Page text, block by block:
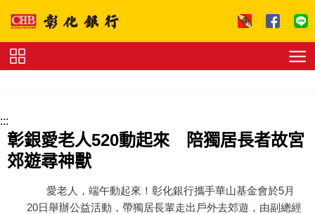
證
標
準
理
財
:::
彰銀愛老人520動起來 陪獨居長者故宮
郊遊尋神獸
愛老人，端午動起來！彰化銀行攜手華山基金會於5月
20日舉辦公益活動，帶獨居長輩走出戶外去郊遊，由副總經